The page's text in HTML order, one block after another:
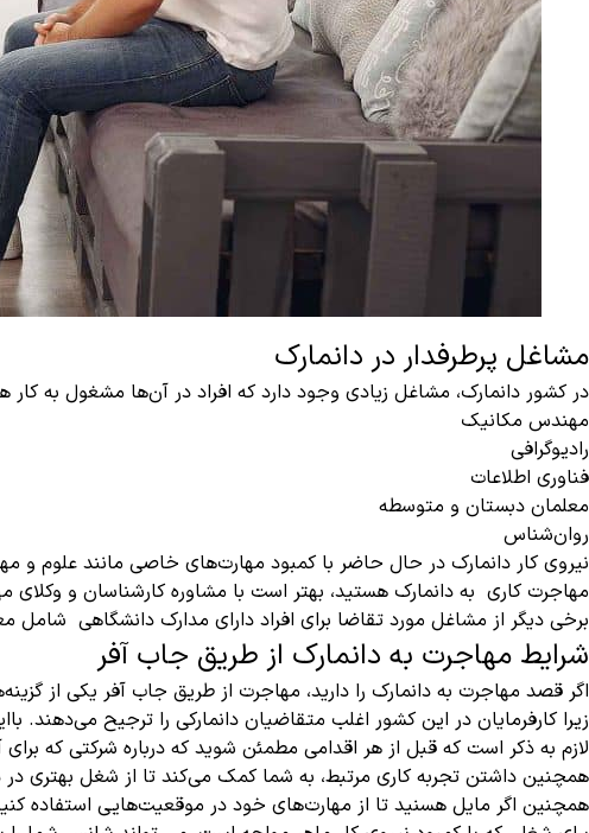
مشاغل پرطرفدار در دانمارک
در کشور دانمارک، مشاغل زیادی وجود دارد که افراد در آن‌ها مشغول به کار
مهندس مکانیک
رادیوگرافی
فناوری اطلاعات
معلمان دبستان و متوسطه
روان‌شناس
نیروی کار دانمارک در حال حاضر با کمبود مهارت‌های خاصی مانند علوم و
مهاجرت کاری به دانمارک هستید، بهتر است با مشاوره کارشناسان و وکلای مهاجرتی، لیست
برخی دیگر از مشاغل مورد تقاضا برای افراد دارای مدارک دانشگاهی شامل
شرایط مهاجرت به دانمارک از طریق جاب آفر
اگر قصد مهاجرت به دانمارک را دارید، مهاجرت از طریق جاب آفر یکی از
زیرا کارفرمایان در این کشور اغلب متقاضیان دانمارکی را ترجیح
لازم به ذکر است که قبل از هر اقدامی مطمئن شوید که درباره شرکتی که
همچنین داشتن تجربه کاری مرتبط، به شما کمک می‌کند تا از شغل بهتری در
همچنین اگر مایل هسنید تا از مهارت‌های خود در موقعیت‌هایی استفاده